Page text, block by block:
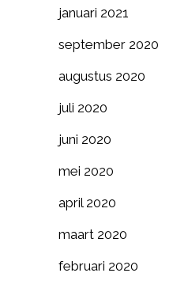
januari 2021
september 2020
augustus 2020
juli 2020
juni 2020
mei 2020
april 2020
maart 2020
februari 2020